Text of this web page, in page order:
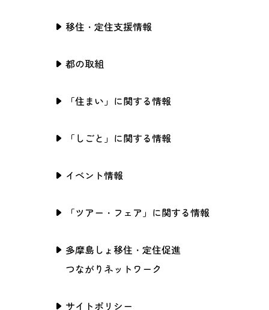
移住・定住支援情報
都の取組
「住まい」に関する情報
「しごと」に関する情報
イベント情報
「ツアー・フェア」に関する情報
多摩島しょ移住・定住促進
つながりネットワーク
サイトポリシー